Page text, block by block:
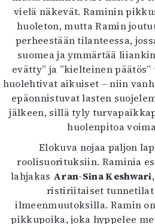
vielä näkevät. Raminin
huoleton, mutta Ramin
perheestään tilanteessa,
suomea ja ymmärtää
evätty” ja ”kielteinen
huolehtivat aikuiset – niin
epäonnistuvat lasten
jälkeen, sillä tyly
huolenpitoa
Elokuva nojaa paljon
roolisuorituksiin. Raminia
lahjakas Aran-Sina Keshwari
ristiriitaiset
ilmeenmuutoksilla. Ramin
pikkupoika, joka hyppelee